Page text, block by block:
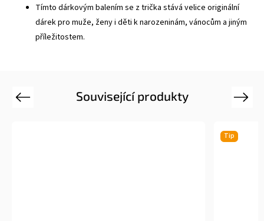
Tímto dárkovým balením se z trička stává velice originální
dárek pro muže, ženy i děti k narozeninám, vánocům a jiným
příležitostem.
Související produkty
Previous
Tip
Next